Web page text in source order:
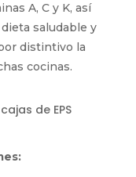
A, C y K, así
saludable y
distintivo la
cocinas.
de EPS